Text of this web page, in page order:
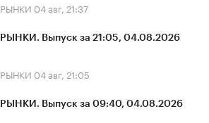
РЫНКИ 04 авг, 21:37
РЫНКИ. Выпуск за 21:05, 04.08.2026
РЫНКИ 04 авг, 21:05
РЫНКИ. Выпуск за 09:40, 04.08.2026